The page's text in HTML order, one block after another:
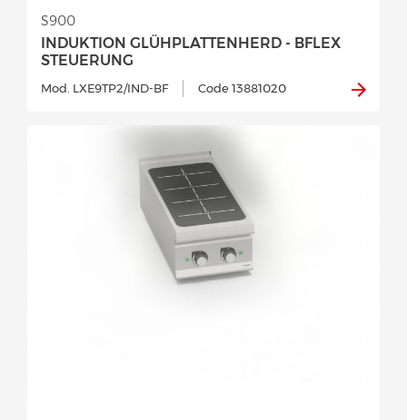
INDUKTION GLÜHPLATTENHERD - BFLEX
STEUERUNG
S900
Mod. LXE9TP2/IND-BF Code 13881020